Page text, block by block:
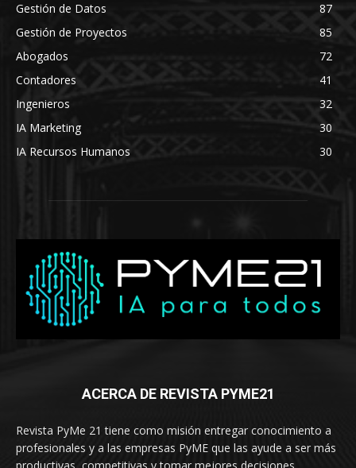
Gestión de Datos
87
Gestión de Proyectos
85
Abogados
72
Contadores
41
Ingenieros
32
IA Marketing
30
IA Recursos Humanos
30
ACERCA DE REVISTA PYME21
Revista PyMe 21 tiene como misión entregar conocimiento a
profesionales y a las empresas PyME que las ayude a ser más